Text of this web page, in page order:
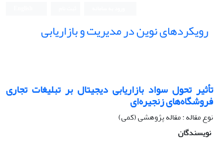
رویکردهای نوین در مدیریت و بازاریابی
تأثیر تحول سواد بازاریابی دیجیتال بر تبلیغات تجاری
فروشگاه‌های زنجیره‌ای
نوع مقاله : مقاله پژوهشی (کمی)
نویسندگان